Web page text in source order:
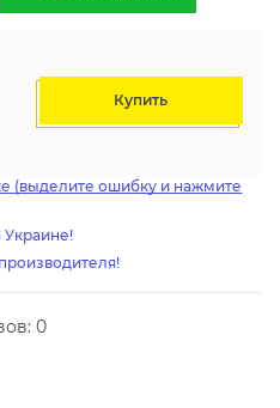
Купить
(выделите ошибку и нажмите
Украине!
производителя!
0